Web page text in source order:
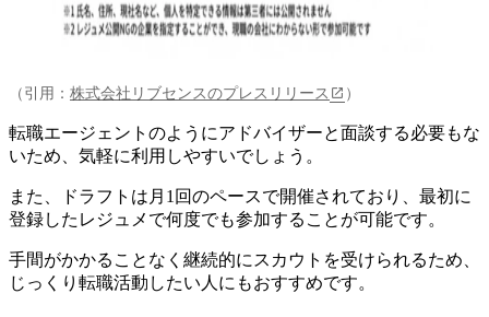
（引用： 株式会社リブセンスのプレスリリース ）
転職エージェントのようにアドバイザーと面談する必要もな
いため、気軽に利用しやすいでしょう。
また、ドラフトは月1回のペースで開催されており、 最初に
登録したレジュメで何度でも参加することが可能です。
手間がかかることなく継続的にスカウトを受けられるため、
じっくり転職活動したい人にもおすすめです。